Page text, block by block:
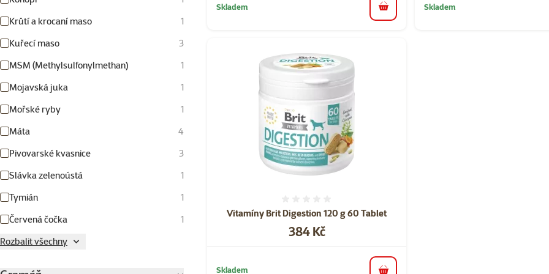
Krůtí a krocaní maso
1
Kuřecí maso
3
MSM (Methylsulfonylmethan)
1
Mojavská juka
1
Mořské ryby
1
Máta
4
Pivovarské kvasnice
3
Slávka zelenoústá
1
Tymián
1
Červená čočka
1
Rozbalit všechny
Skladem do košíku Skladem
Vitamíny Brit Digestion 120 g 60 Tablet
Cena
384 Kč
Skladem